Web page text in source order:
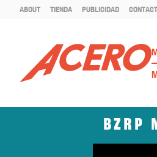
ABOUT TIENDA PUBLICIDAD